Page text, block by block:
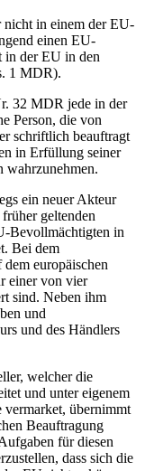
nicht in einem der EU-
einen EU-
in der EU in den
1 MDR).
32 MDR jede in der
Person, die von
schriftlich beauftragt
in Erfüllung seiner
wahrzunehmen.
ein neuer Akteur
geltenden
Bevollmächtigten in
Bei dem
europäischen
einer von vier
sind. Neben ihm
und
und des Händlers
welcher die
und unter eigenem
vermarket, übernimmt
Beauftragung
für diesen
dass sich die